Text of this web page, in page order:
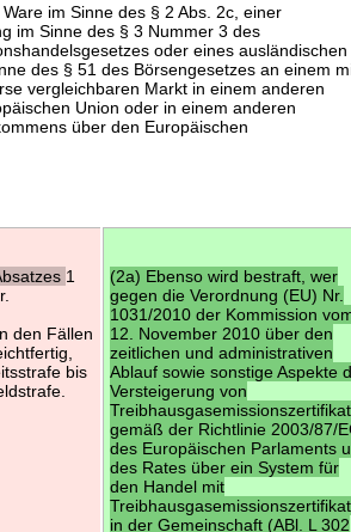
im Sinne des § 2 Abs. 2c, einer
im Sinne des § 3 Nummer 3 des
oder eines ausländischen
des § 51 des Börsengesetzes an einem
vergleichbaren Markt in einem anderen
Union oder in einem anderen
über den Europäischen
1
den Fällen
bis
(2a) Ebenso wird bestraft, wer
gegen die Verordnung (EU) Nr.
1031/2010 der Kommission
12. November 2010 über den
zeitlichen und administrativen
Ablauf sowie sonstige Aspekte
Versteigerung von
gemäß der Richtlinie 2003/87/
des Europäischen Parlaments
des Rates über ein System für
den Handel mit
in der Gemeinschaft (ABl. L 302